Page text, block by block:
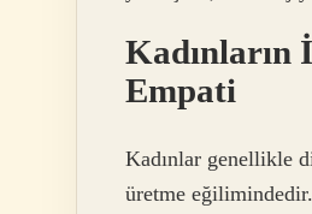
Kadınların
Empati
Kadınlar genellikle
üretme